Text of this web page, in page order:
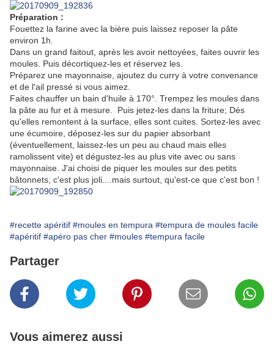
Préparation :
Fouettez la farine avec la bière puis laissez reposer la pâte
environ 1h.
Dans un grand faitout, après les avoir nettoyées, faites ouvrir les
moules. Puis décortiquez-les et réservez les.
Préparez une mayonnaise, ajoutez du curry à votre convenance
et de l'ail pressé si vous aimez.
Faites chauffer un bain d'huile à 170°. Trempez les moules dans
la pâte au fur et à mesure. Puis jetez-les dans la friture; Dés
qu'elles remontent à la surface, elles sont cuites. Sortez-les avec
une écumoire, déposez-les sur du papier absorbant
(éventuellement, laissez-les un peu au chaud mais elles
ramolissent vite) et dégustez-les au plus vite avec ou sans
mayonnaise. J'ai choisi de piquer les moules sur des petits
bâtonnets, c'est plus joli....mais surtout, qu'est-ce que c'est bon !
#recette apéritif #moules en tempura #tempura de moules facile
#apéritif #apéro pas cher #moules #tempura facile
Partager
Vous aimerez aussi